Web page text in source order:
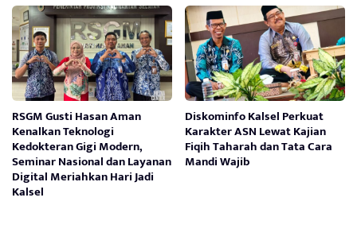
RSGM Gusti Hasan Aman
Kenalkan Teknologi
Kedokteran Gigi Modern,
Seminar Nasional dan Layanan
Digital Meriahkan Hari Jadi
Kalsel
Diskominfo Kalsel Perkuat
Karakter ASN Lewat Kajian
Fiqih Taharah dan Tata Cara
Mandi Wajib